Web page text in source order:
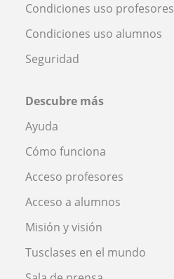
Condiciones uso profesores
Condiciones uso alumnos
Seguridad
Descubre más
Ayuda
Cómo funciona
Acceso profesores
Acceso a alumnos
Misión y visión
Tusclases en el mundo